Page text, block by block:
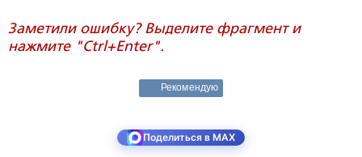
Заметили ошибку? Выделите фрагмент и
нажмите "Ctrl+Enter".
Рекомендую
Поделиться в MAX